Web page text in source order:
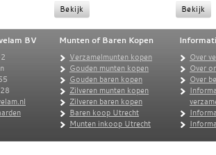
BV Munten of Baren Kopen
Verzamelmunten kopen
Gouden munten kopen
Gouden baren kopen
Zilveren munten kopen
Zilveren baren kopen
Baren koop Utrecht
Munten inkoop Utrecht
Over
Over
Over